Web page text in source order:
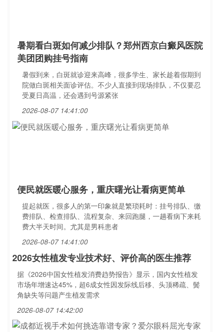
暑期看白斑如何减少排队？郑州西京白癜风医院
美团团购挂号指南
暑假到来，白斑就诊迎来高峰，很多学生、家长趁着假期到
院做白斑相关面诊评估。不少人直接到现场排队，不仅要忍
受夏日高温，还会遇到号源紧张
2026-08-07 14:41:00
便民就医暖心服务，重庆曙光让看病更简单
提起就医，很多人的第一印象就是繁琐耗时：挂号排队、缴
费排队、检查排队、流程复杂、来回跑腿，一趟看病下来耗
费大半天时间。尤其是男科患者
2026-08-07 14:41:00
2026女性植发专业技术好、评价高的医生推荐
据《2026中国女性植发消费趋势报告》显示，国内女性植发
市场年增速达45%，超6成女性因发际线后移、头顶稀疏、鬓
角缺失等问题产生植发需求
2026-08-07 14:42:00